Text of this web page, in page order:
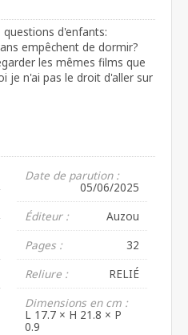
d'enfants:
empêchent de dormir?
les mêmes films que
je n'ai pas le droit d'aller sur
Date de parution :
05/06/2025
Éditeur :
Auzou
Pages :
32
Reliure :
RELIÉ
Dimensions en cm :
L 17.7 × H 21.8 × P
0.9